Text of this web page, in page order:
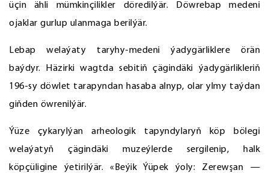
üçin ähli mümkinçilikler döredilýär. Döwrebap medeni
ojaklar gurlup ulanmaga berilýär.
Lebap welaýaty taryhy-medeni ýadygärliklere örän
baýdyr. Häzirki wagtda sebitiň çägindäki ýadygärlikleriň
196-sy döwlet tarapyndan hasaba alnyp, olar ylmy taýdan
giňden öwrenilýär.
Ýüze çykarylýan arheologik tapyndylaryň köp bölegi
welaýatyň çägindäki muzeýlerde sergilenip, halk
köpçüligine ýetirilýär. «Beýik Ýüpek ýoly: Zerewşan —